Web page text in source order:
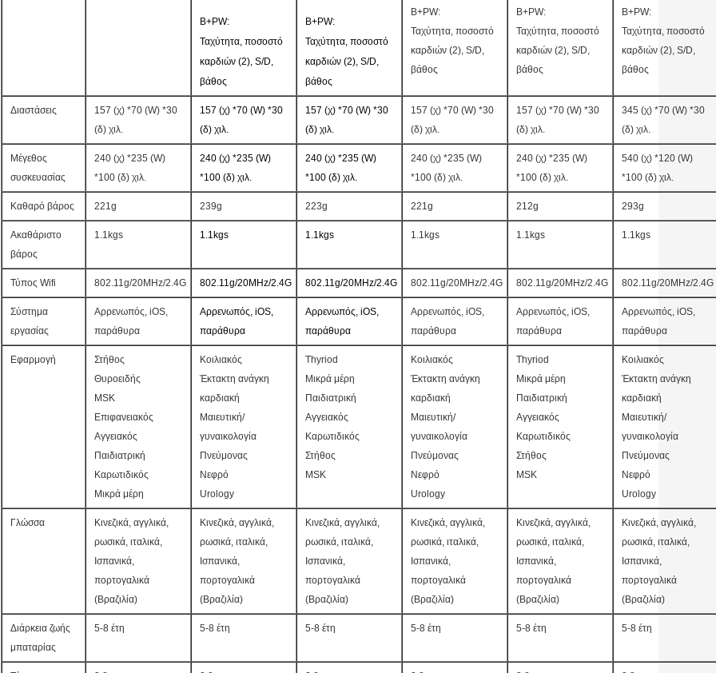
B+PW:
Ταχύτητα, ποσοστό
καρδιών (2), S/D,
βάθος
B+PW:
Ταχύτητα, ποσοστό
καρδιών (2), S/D,
βάθος
B+PW:
Ταχύτητα, ποσοστό
καρδιών (2), S/D,
βάθος
B+PW:
Ταχύτητα, ποσοστό
καρδιών (2), S/D,
βάθος
B+PW:
Ταχύτητα, ποσοστό
καρδιών (2), S/D,
βάθος
Διαστάσεις
157 (χ) *70 (W) *30
(δ) χιλ.
157 (χ) *70 (W) *30
(δ) χιλ.
157 (χ) *70 (W) *30
(δ) χιλ.
157 (χ) *70 (W) *30
(δ) χιλ.
157 (χ) *70 (W) *30
(δ) χιλ.
345 (χ) *70 (W) *30
(δ) χιλ.
Μέγεθος
συσκευασίας
240 (χ) *235 (W)
*100 (δ) χιλ.
240 (χ) *235 (W)
*100 (δ) χιλ.
240 (χ) *235 (W)
*100 (δ) χιλ.
240 (χ) *235 (W)
*100 (δ) χιλ.
240 (χ) *235 (W)
*100 (δ) χιλ.
540 (χ) *120 (W)
*100 (δ) χιλ.
Καθαρό βάρος 221g 239g 223g 221g 212g 293g
Ακαθάριστο
βάρος
1.1kgs 1.1kgs 1.1kgs 1.1kgs 1.1kgs 1.1kgs
Τύπος Wifi 802.11g/20MHz/2.4G 802.11g/20MHz/2.4G 802.11g/20MHz/2.4G 802.11g/20MHz/2.4G 802.11g/20MHz/2.4G 802.11g/20MHz/2.4G
Σύστημα
εργασίας
Αρρενωπός, iOS,
παράθυρα
Αρρενωπός, iOS,
παράθυρα
Αρρενωπός, iOS,
παράθυρα
Αρρενωπός, iOS,
παράθυρα
Αρρενωπός, iOS,
παράθυρα
Αρρενωπός, iOS,
παράθυρα
Εφαρμογή
Στήθος
Θυροειδής
MSK
Επιφανειακός
Αγγειακός
Παιδιατρική
Καρωτιδικός
Μικρά μέρη
Κοιλιακός
Έκτακτη ανάγκη
καρδιακή
Μαιευτική/
γυναικολογία
Πνεύμονας
Νεφρό
Urology
Thyriod
Μικρά μέρη
Παιδιατρική
Αγγειακός
Καρωτιδικός
Στήθος
MSK
Κοιλιακός
Έκτακτη ανάγκη
καρδιακή
Μαιευτική/
γυναικολογία
Πνεύμονας
Νεφρό
Urology
Thyriod
Μικρά μέρη
Παιδιατρική
Αγγειακός
Καρωτιδικός
Στήθος
MSK
Κοιλιακός
Έκτακτη ανάγκη
καρδιακή
Μαιευτική/
γυναικολογία
Πνεύμονας
Νεφρό
Urology
Γλώσσα
Κινεζικά, αγγλικά,
ρωσικά, ιταλικά,
Ισπανικά,
πορτογαλικά
(Βραζιλία)
Κινεζικά, αγγλικά,
ρωσικά, ιταλικά,
Ισπανικά,
πορτογαλικά
(Βραζιλία)
Κινεζικά, αγγλικά,
ρωσικά, ιταλικά,
Ισπανικά,
πορτογαλικά
(Βραζιλία)
Κινεζικά, αγγλικά,
ρωσικά, ιταλικά,
Ισπανικά,
πορτογαλικά
(Βραζιλία)
Κινεζικά, αγγλικά,
ρωσικά, ιταλικά,
Ισπανικά,
πορτογαλικά
(Βραζιλία)
Κινεζικά, αγγλικά,
ρωσικά, ιταλικά,
Ισπανικά,
πορτογαλικά
(Βραζιλία)
Διάρκεια ζωής
μπαταρίας
5-8 έτη 5-8 έτη 5-8 έτη 5-8 έτη 5-8 έτη 5-8 έτη